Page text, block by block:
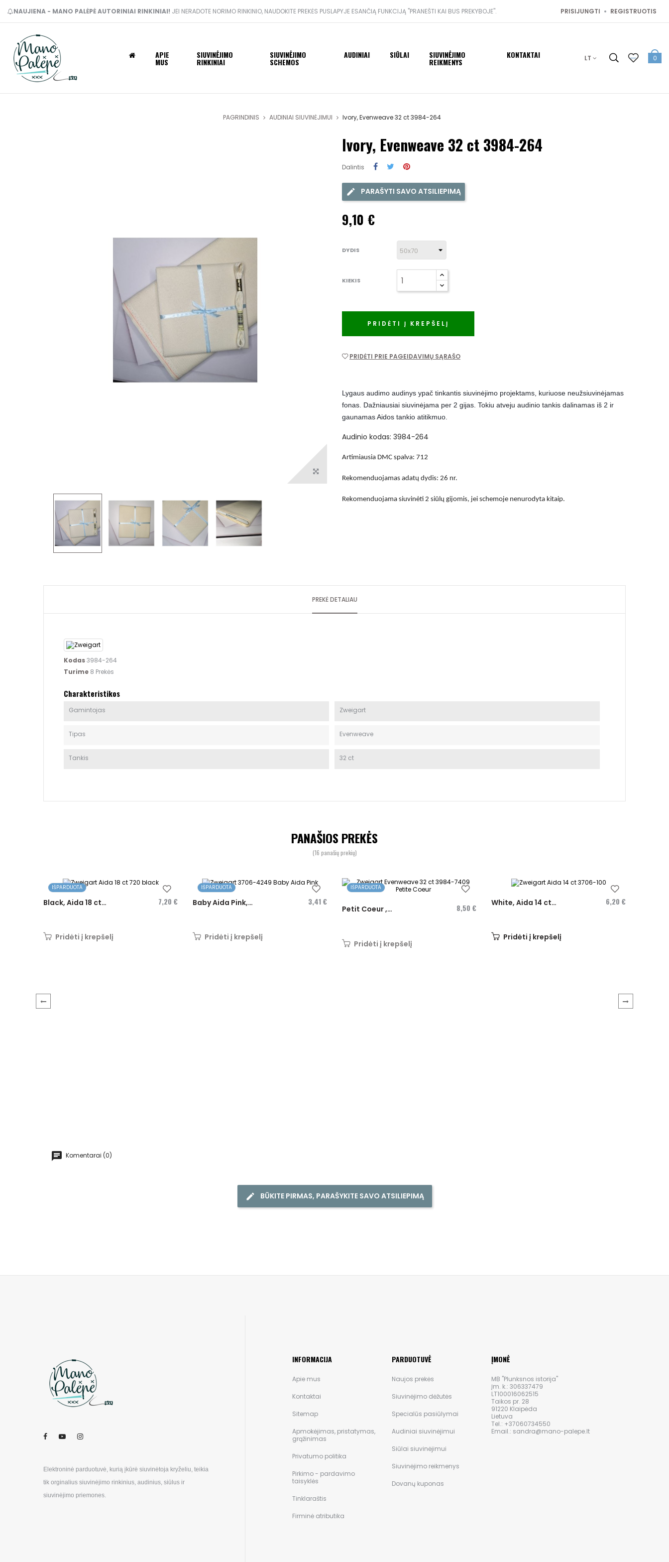
NAUJIENA - MANO PALĖPĖ AUTORINIAI RINKINIAI! JEI NERADOTE NORIMO RINKINIO, NAUDOKITE PREKĖS PUSLAPYJE ESANČIĄ FUNKCIJĄ "PRANEŠTI KAI BUS PREKYBOJE". PRISIJUNGTI REGISTRUOTIS
APIE
MUS
SIUVINĖJIMO
RINKINIAI
SIUVINĖJIMO
SCHEMOS
AUDINIAI SIŪLAI SIUVINĖJIMO
REIKMENYS
KONTAKTAI LT 0
PAGRINDINIS AUDINIAI SIUVINĖJIMUI Ivory, Evenweave 32 ct 3984-264
Ivory, Evenweave 32 ct 3984-264
Dalintis
PARAŠYTI SAVO ATSILIEPIMĄ
9,10 €
DYDIS
KIEKIS
PRIDĖTI Į KREPŠELĮ
PRIDĖTI PRIE PAGEIDAVIMŲ SĄRAŠO
Lygaus audimo audinys ypač tinkantis siuvinėjimo projektams, kuriuose neužsiuvinėjamas
fonas. Dažniausiai siuvinėjama per 2 gijas. Tokiu atveju audinio tankis dalinamas iš 2 ir
gaunamas Aidos tankio atitikmuo.
Audinio kodas: 3984-264
Artimiausia DMC spalva: 712
Rekomenduojamas adatų dydis: 26 nr.
Rekomenduojama siuvinėti 2 siūlų gijomis, jei schemoje nenurodyta kitaip.
PREKĖ DETALIAU
Kodas3984-264
Turime 8 Prekės
Charakteristikos
Gamintojas Zweigart
Tipas Evenweave
Tankis 32 ct
PANAŠIOS PREKĖS
(16 panašių prekių)
IŠPARDUOTA
Black, Aida 18 ct
7,20 €
Pridėti į krepšelį
IŠPARDUOTA
Baby Aida Pink,
3,41 €
Pridėti į krepšelį
IŠPARDUOTA
Petit Coeur ,
8,50 €
Pridėti į krepšelį
White, Aida 14 ct
6,20 €
Pridėti į krepšelį
Komentarai (0)
BŪKITE PIRMAS, PARAŠYKITE SAVO ATSILIEPIMĄ
Elektroninė parduotuvė, kurią įkūrė siuvinėtoja kryželiu, teikia
tik orginalius siuvinėjimo rinkinius, audinius, siūlus ir
siuvinėjimo priemones.
INFORMACIJA
Apie mus
Kontaktai
Sitemap
Apmokėjimas, pristatymas,
grąžinimas
Privatumo politika
Pirkimo - pardavimo
taisyklės
Tinklaraštis
Firminė atributika
PARDUOTUVĖ
Naujos prekės
Siuvinėjimo dėžutės
Specialūs pasiūlymai
Audiniai siuvinėjimui
Siūlai siuvinėjimui
Siuvinėjimo reikmenys
Dovanų kuponas
ĮMONĖ
MB "Plunksnos istorija"
Įm. k.: 306337479
LT100016062515
Taikos pr. 28
91220 Klaipėda
Lietuva
Tel.: +37060734550
Email.: sandra@mano-palepe.lt